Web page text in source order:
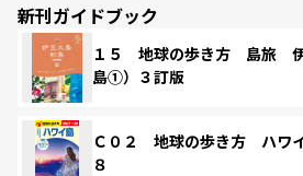
新刊ガイドブック
１５ 地球の歩き方 島旅
島①）３訂版
Ｃ０２ 地球の歩き方 ハワ
８